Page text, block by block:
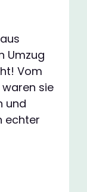
Umzug
Vom
sie
und
echter